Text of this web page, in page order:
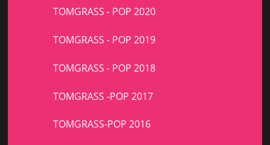
TOMGRASS - POP 2020
TOMGRASS - POP 2019
TOMGRASS - POP 2018
TOMGRASS -POP 2017
TOMGRASS-POP 2016